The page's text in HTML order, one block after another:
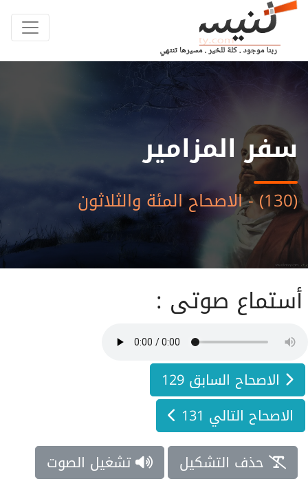
سفر المزامير
(130) - الاصحاح المئة والثلاثون
أستماع صوتى :
الاصحاح السابق 129
الاصحاح التالي 131
حذف التشكيل
تشغيل الصوت